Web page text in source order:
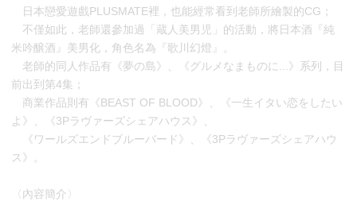
日本戀愛遊戲PLUSMATE裡，也能經常看到老師所繪製的CG；
不僅如此，老師還參加過「蔵人美男児」的活動，將日本酒『純
米吟醸酒』美男化，角色名為『歌川幻燈』。
老師的同人作品有《夢の島》、《グルメなまものに...》系列，目
前出到第4集；
商業作品則有《BEAST OF BLOOD》、《一生イタい恋をしたい
よ》、《3Pラヴァーズシェアハウス》、
《ワールズエンドブルーバード》、《3Pラヴァーズシェアハウ
ス》。
〈內容簡介〉